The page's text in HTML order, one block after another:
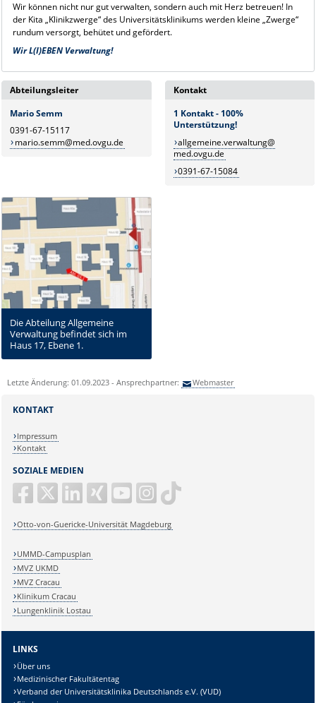
Wir können nicht nur gut verwalten, sondern auch mit Herz betreuen! In
der Kita „Klinikzwerge“ des Universitätsklinikums werden kleine „Zwerge“
rundum versorgt, behütet und gefördert.
Wir L(I)EBEN Verwaltung!
Abteilungsleiter
Mario Semm
0391-67-15117
mario.semm@med.ovgu.de
Kontakt
1 Kontakt - 100%
Unterstützung!
allgemeine.verwaltung@
med.ovgu.de
0391-67-15084
Die Abteilung Allgemeine
Verwaltung befindet sich im
Haus 17, Ebene 1.
Letzte Änderung: 01.09.2023 - Ansprechpartner: Webmaster
SOZIALE MEDIEN
Otto-von-Guericke-Universität Magdeburg
KONTAKT
Impressum
Kontakt
UMMD-Campusplan
MVZ UKMD
MVZ Cracau
Klinikum Cracau
Lungenklinik Lostau
LINKS
Über uns
Medizinischer Fakultätentag
Verband der Universitätsklinika Deutschlands e.V. (VUD)